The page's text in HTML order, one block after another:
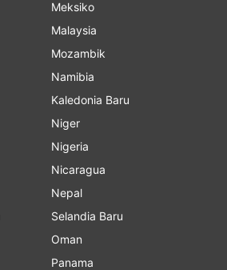
Meksiko
Malaysia
Mozambik
Namibia
Kaledonia Baru
Niger
Nigeria
Nicaragua
Nepal
Selandia Baru
Oman
Panama